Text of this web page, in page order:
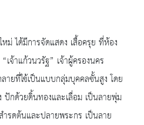
ได้มีการจัดแสดง เสื้อครุย ที่ห้อง
จ้าแก้วนวรัฐ” เจ้าผู้ครองนคร
ายที่ใช้เป็นแบบกลุ่มบุคคลชั้นสูง โดย
ปักด้วยดิ้นทองและเลื่อม เป็นลายพุ่ม
รดต้นและปลายพระกร เป็นลาย